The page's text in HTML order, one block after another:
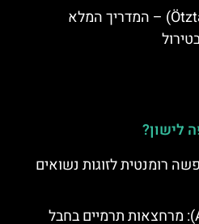
אטרקציות בעמק אוץ (Ötztal) – המדריך המלא
לישון?
רומנטית לזוגות נשואים
אקווה דום (Aqua Dome): מרחצאות תרמיים בחבל